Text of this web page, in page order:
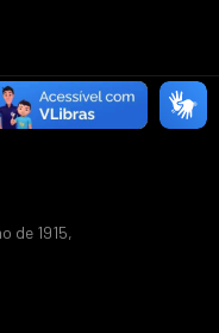
de 1915,